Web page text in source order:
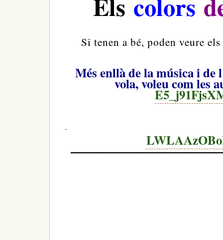
Si tenen a bé, poden veure
Més enllà de la música i de
vola, voleu com les